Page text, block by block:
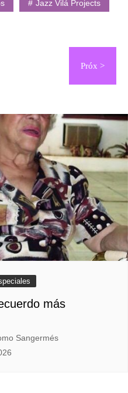
Jazz Vilá Projects
más
Sangermés